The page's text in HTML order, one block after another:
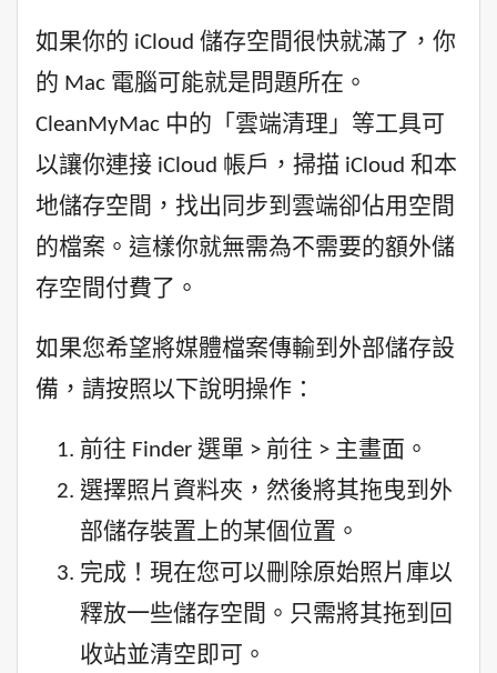
如果你的 iCloud 儲存空間很快就滿了，你
的 Mac 電腦可能就是問題所在。
CleanMyMac 中的「雲端清理」等工具可
以讓你連接 iCloud 帳戶，掃描 iCloud 和本
地儲存空​​間，找出同步到雲端卻佔用空間
的檔案。這樣你就無需為不需要的額外儲
存空間付費了。
如果您希望將媒體檔案傳輸到外部儲存設
備，請按照以下說明操作：
前往 Finder 選單 > 前往 > 主畫面。
選擇照片資料夾，然後將其拖曳到外
部儲存裝置上的某個位置。
完成！現在您可以刪除原始照片庫以
釋放一些儲存空間。只需將其拖到回
收站並清空即可。